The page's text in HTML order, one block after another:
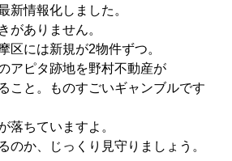
新情報化しました。
がありません。
区には新規が2物件ずつ。
アピタ跡地を野村不動産が
こと。ものすごいギャンブルです
落ちていますよ。
のか、じっくり見守りましょう。